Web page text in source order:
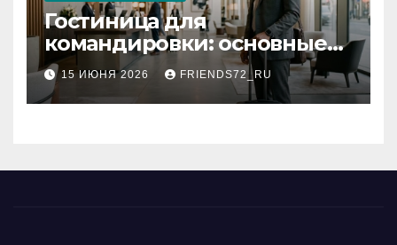
Гостиница для
командировки: основные
критерии выбора
15 ИЮНЯ 2026 FRIENDS72_RU